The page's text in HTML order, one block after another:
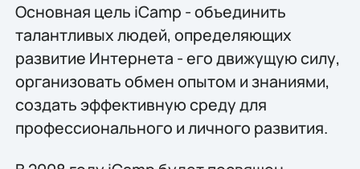
Основная цель iCamp - объединить
талантливых людей, определяющих
развитие Интернета - его движущую силу,
организовать обмен опытом и знаниями,
создать эффективную среду для
профессионального и личного развития.